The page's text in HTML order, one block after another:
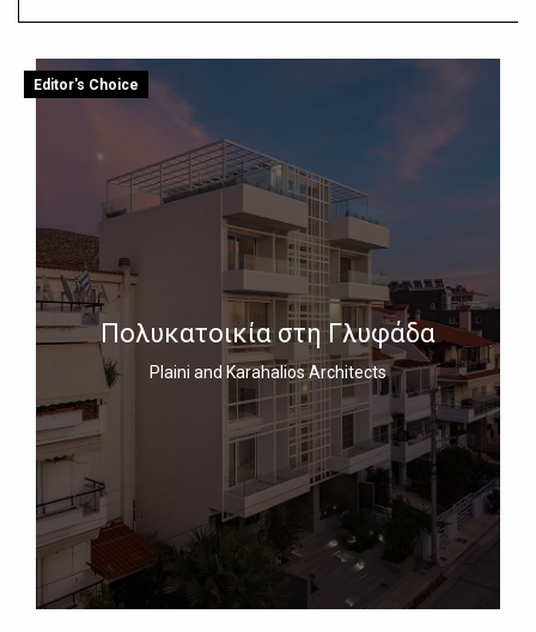
Editor's Choice
Πολυκατοικία στη Γλυφάδα
Plaini and Karahalios Architects